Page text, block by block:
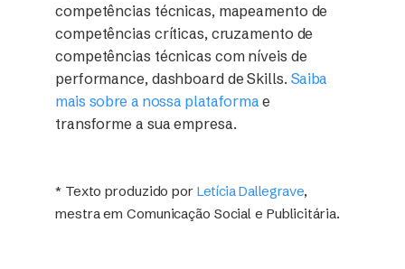
competências técnicas, mapeamento de
competências críticas, cruzamento de
competências técnicas com níveis de
performance, dashboard de Skills. Saiba
mais sobre a nossa plataforma e
transforme a sua empresa.
* Texto produzido por Letícia Dallegrave,
mestra em Comunicação Social e Publicitária.